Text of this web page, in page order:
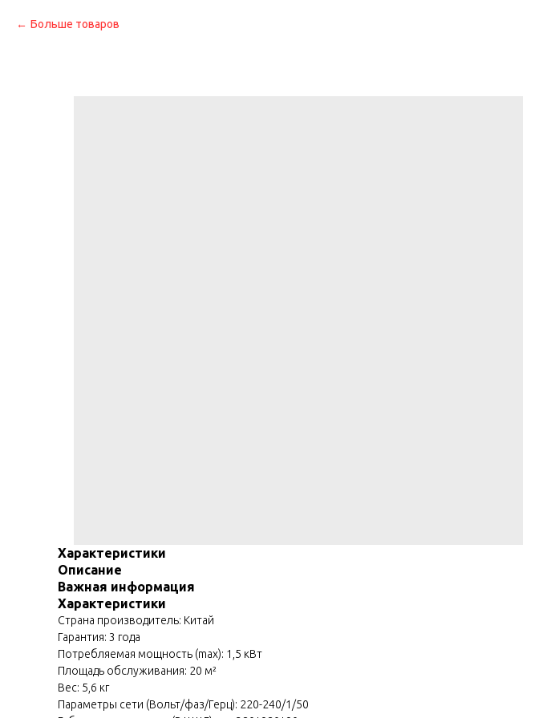
Больше товаров
Характеристики
Описание
Важная информация
Характеристики
Страна производитель: Китай
Гарантия: 3 года
Потребляемая мощность (max): 1,5 кВт
Площадь обслуживания: 20 м²
Вес: 5,6 кг
Параметры сети (Вольт/фаз/Герц): 220-240/1/50